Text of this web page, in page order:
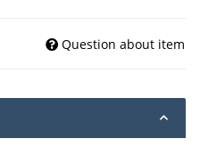
Question about item